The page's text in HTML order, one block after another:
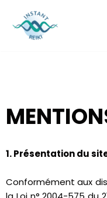
Aller
1. Présentation du
Conformément aux